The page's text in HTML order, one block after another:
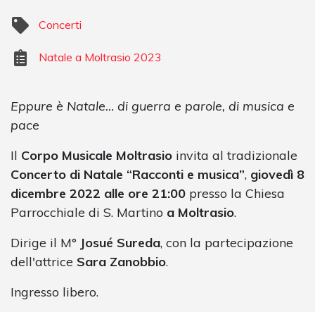
Concerti
Natale a Moltrasio 2023
Eppure è Natale… di guerra e parole, di musica e
pace
Il Corpo Musicale Moltrasio invita al tradizionale
Concerto di Natale “Racconti e musica”, giovedì 8
dicembre 2022 alle ore 21:00 presso la Chiesa
Parrocchiale di S. Martino a Moltrasio.
Dirige il M° Josué Sureda, con la partecipazione
dell'attrice Sara Zanobbio.
Ingresso libero.